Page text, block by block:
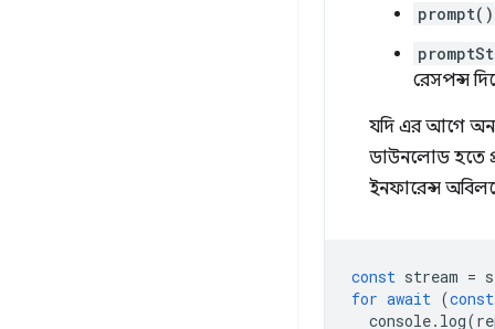
prompt()
রেসপন্স
যদি এর আগে
ডাউনলোড হতে
ইনফারেন্স
const stream =
for await (const
console. log(